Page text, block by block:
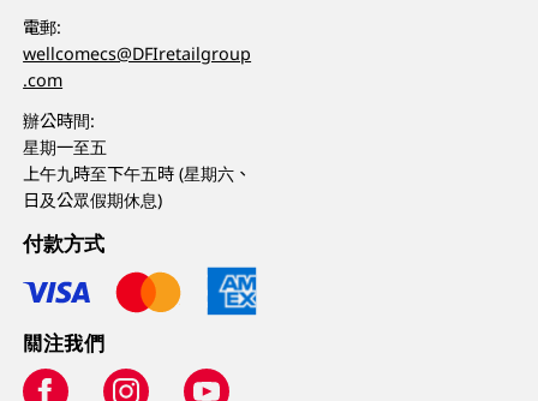
電郵:
wellcomecs@DFIretailgroup
.com
辦公時間:
星期一至五
上午九時至下午五時 (星期六、
日及公眾假期休息)
付款方式
關注我們